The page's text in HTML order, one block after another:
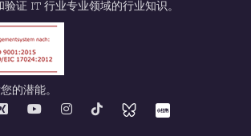
证 IT 行业专业领域的行业知识。
的潜能。